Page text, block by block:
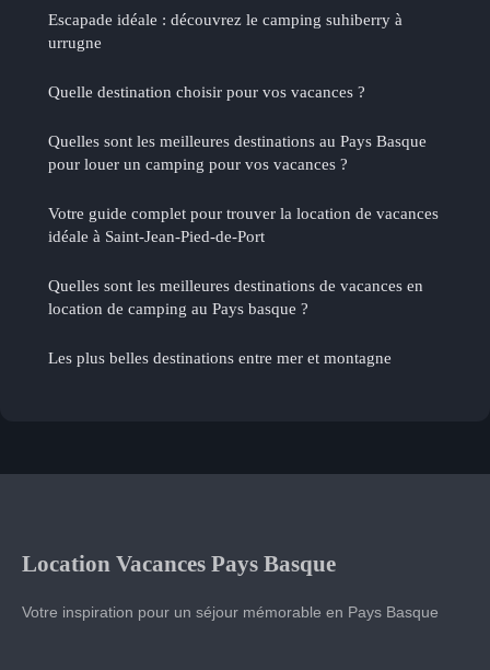
Escapade idéale : découvrez le camping suhiberry à
urrugne
Quelle destination choisir pour vos vacances ?
Quelles sont les meilleures destinations au Pays Basque
pour louer un camping pour vos vacances ?
Votre guide complet pour trouver la location de vacances
idéale à Saint-Jean-Pied-de-Port
Quelles sont les meilleures destinations de vacances en
location de camping au Pays basque ?
Les plus belles destinations entre mer et montagne
Location Vacances Pays Basque
Votre inspiration pour un séjour mémorable en Pays Basque